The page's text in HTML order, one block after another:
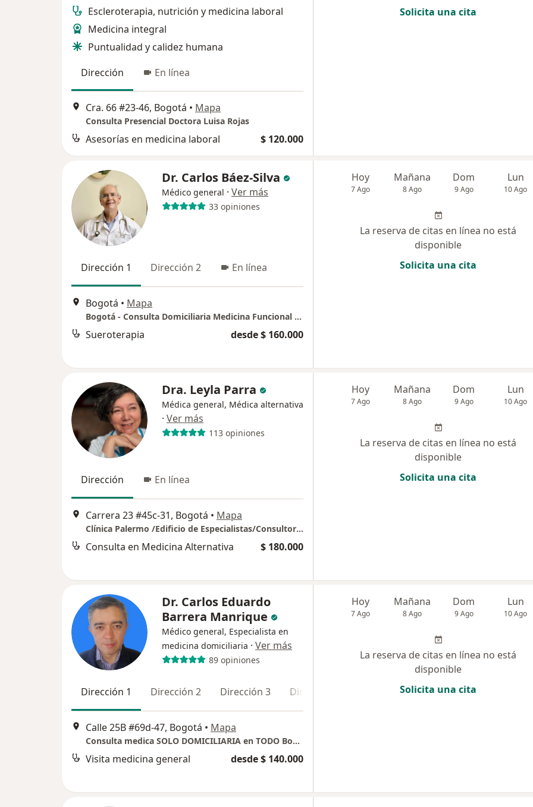
Escleroterapia, nutrición y medicina laboral
Medicina integral
Puntualidad y calidez humana
Dirección
En línea
Cra. 66 #23-46, Bogotá • Mapa
Consulta Presencial Doctora Luisa Rojas
Asesorías en medicina laboral $ 120.000
Solicita una cita
Dr. Carlos Báez-Silva
Médico general · Ver más
33 opiniones
Dirección 1 Dirección 2 En línea
Bogotá • Mapa
Bogotá - Consulta Domiciliaria Medicina Funcional Biorreguladora
Sueroterapia desde $ 160.000
Hoy
7 Ago
Mañana
8 Ago
Dom
9 Ago
Lun
10 Ago
La reserva de citas en línea no está
disponible
Solicita una cita
Dra. Leyla Parra
Médica general, Médica alternativa
· Ver más
113 opiniones
Dirección En línea
Carrera 23 #45c-31, Bogotá • Mapa
Clínica Palermo /Edificio de Especialistas/Consultorio 307 Norte
Consulta en Medicina Alternativa $ 180.000
Hoy
7 Ago
Mañana
8 Ago
Dom
9 Ago
Lun
10 Ago
La reserva de citas en línea no está
disponible
Solicita una cita
Dr. Carlos Eduardo
Barrera Manrique
Médico general, Especialista en
medicina domiciliaria · Ver más
89 opiniones
Dirección 1 Dirección 2 Dirección 3 Dirección 4 Dirección 5 Dirección 6
Calle 25B #69d-47, Bogotá • Mapa
Consulta medica SOLO DOMICILIARIA en TODO Bogotá. Orientacion medica telefonica y por videollamada.
Visita medicina general desde $ 140.000
Hoy
7 Ago
Mañana
8 Ago
Dom
9 Ago
Lun
10 Ago
La reserva de citas en línea no está
disponible
Solicita una cita